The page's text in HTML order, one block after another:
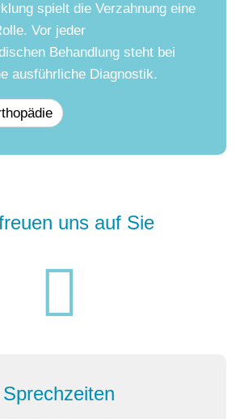
spielt die Verzahnung eine
Vor jeder
Behandlung steht bei
ausführliche Diagnostik.
uns auf Sie
Sprechzeiten